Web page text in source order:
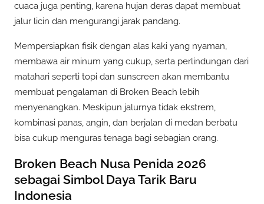
cuaca juga penting, karena hujan deras dapat membuat
jalur licin dan mengurangi jarak pandang.
Mempersiapkan fisik dengan alas kaki yang nyaman,
membawa air minum yang cukup, serta perlindungan dari
matahari seperti topi dan sunscreen akan membantu
membuat pengalaman di Broken Beach lebih
menyenangkan. Meskipun jalurnya tidak ekstrem,
kombinasi panas, angin, dan berjalan di medan berbatu
bisa cukup menguras tenaga bagi sebagian orang.
Broken Beach Nusa Penida 2026
sebagai Simbol Daya Tarik Baru
Indonesia